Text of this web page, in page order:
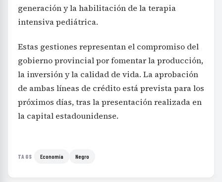
generación y la habilitación de la terapia
intensiva pediátrica.
Estas gestiones representan el compromiso del
gobierno provincial por fomentar la producción,
la inversión y la calidad de vida. La aprobación
de ambas líneas de crédito está prevista para los
próximos días, tras la presentación realizada en
la capital estadounidense.
TAGS Economía Negro